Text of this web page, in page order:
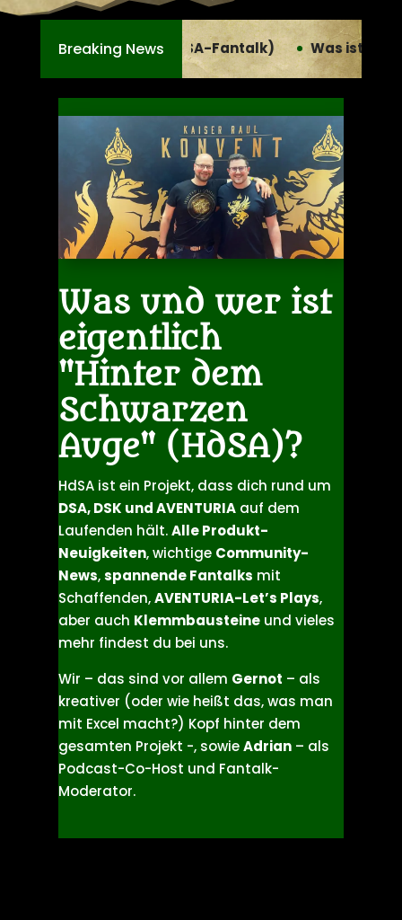
Was und wer ist
eigentlich
"Hinter dem
Schwarzen
Auge" (HdSA)?
HdSA ist ein Projekt, dass dich rund um
DSA, DSK und AVENTURIAauf dem
Laufenden hält.Alle Produkt-
Neuigkeiten, wichtigeCommunity-
News,spannende Fantalksmit
Schaffenden,AVENTURIA-Let’s Plays
mehr findest du bei uns.
Wir – das sind vor allemGernot– als
kreativer (oder wie heißt das, was man
mit Excel macht?) Kopf hinter dem
gesamten Projekt -, sowie